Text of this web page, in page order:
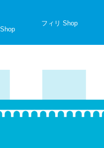
フィリ Shop